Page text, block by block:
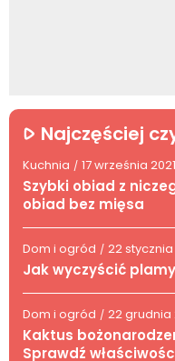
Najczęściej
Kuchnia / 17 września 2021
Szybki obiad z
obiad bez mięsa
Dom i ogród / 22 stycznia
Jak wyczyścić
Dom i ogród / 22 grudnia
Kaktus
Sprawdź